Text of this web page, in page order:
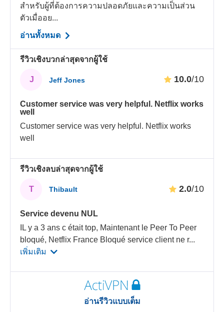
สำหรับผู้ที่ต้องการความปลอดภัยและความเป็นส่วน
ตัวเมื่ออย...
อ่านทั้งหมด
รีวิวเชิงบวกล่าสุดจากผู้ใช้
J Jeff Jones 10.0/10
Customer service was very helpful. Netflix works
well
Customer service was very helpful. Netflix works
well
รีวิวเชิงลบล่าสุดจากผู้ใช้
T Thibault 2.0/10
Service devenu NUL
IL y a 3 ans c était top, Maintenant le Peer To Peer
bloqué, Netflix France Bloqué service client ne r...
เพิ่มเติม
อ่านรีวิวแบบเต็ม